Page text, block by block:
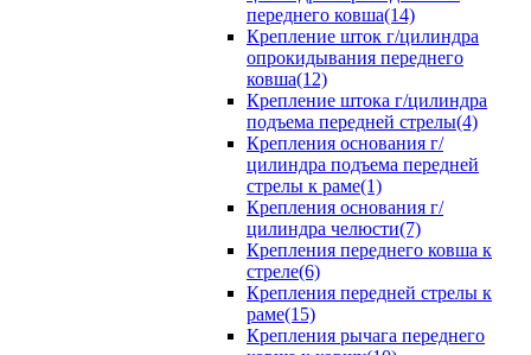
переднего ковша(14)
Крепление шток г/цилиндра
опрокидывания переднего
ковша(12)
Крепление штока г/цилиндра
подъема передней стрелы(4)
Крепления основания г/
цилиндра подъема передней
стрелы к раме(1)
Крепления основания г/
цилиндра челюсти(7)
Крепления переднего ковша к
стреле(6)
Крепления передней стрелы к
раме(15)
Крепления рычага переднего